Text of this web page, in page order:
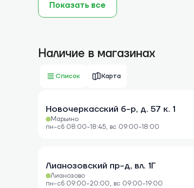
Показать все
Наличие в магазинах
Список Карта
Новочеркасский б-р, д. 57 к. 1
Марьино
пн-сб 08:00-18:45, вс 09:00-18:00
Лианозовский пр-д, вл. 1Г
Лианозово
пн-сб 09:00-20:00, вс 09:00-19:00